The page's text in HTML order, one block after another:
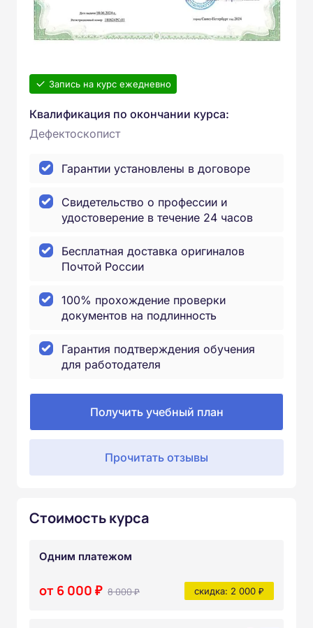
Запись на курс ежедневно
Квалификация по окончании курса:
Дефектоскопист
Гарантии установлены в договоре
Свидетельство о профессии и
удостоверение в течение 24 часов
Бесплатная доставка оригиналов
Почтой России
100% прохождение проверки
документов на подлинность
Гарантия подтверждения обучения
для работодателя
Получить учебный план
Прочитать отзывы
Стоимость курса
Одним платежом
от 6 000 ₽ 8 000 ₽ скидка: 2 000 ₽